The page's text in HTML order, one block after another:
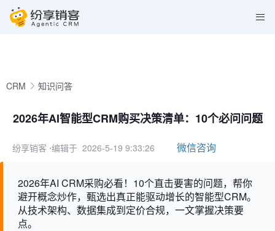
CRM 知识问答
2026年AI智能型CRM购买决策清单：10个必问问题
纷享销客 ⋅编辑于 2026-5-19 9:33:26 微信咨询
2026年AI CRM采购必看！10个直击要害的问题，帮你
避开概念炒作，甄选出真正能驱动增长的智能型CRM。
从技术架构、数据集成到定价合规，一文掌握决策要
点。